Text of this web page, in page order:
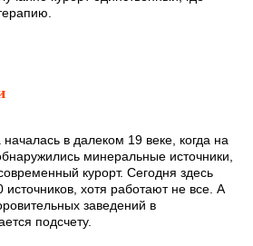
в далеком 19 веке, когда на
минеральные источники,
курорт. Сегодня здесь
хотя работают не все. А
заведений в
подсчету.